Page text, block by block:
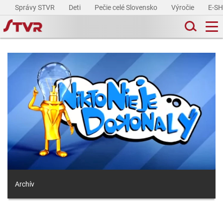
Správy STVR Deti Pečie celé Slovensko Výročie E-
Archív